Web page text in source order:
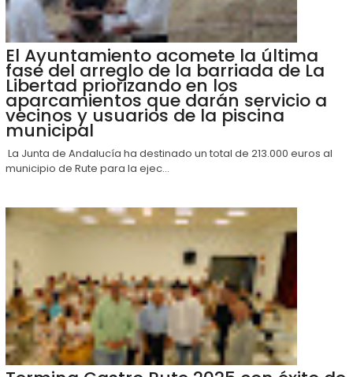
El Ayuntamiento acomete la última
fase del arreglo de la barriada de La
Libertad priorizando en los
aparcamientos que darán servicio a
vecinos y usuarios de la piscina
municipal
La Junta de Andalucía ha destinado un total de 213.000 euros al
municipio de Rute para la ejec...